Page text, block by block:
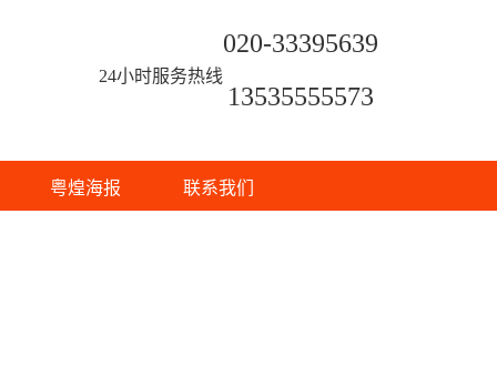
24小时服务热线
020-33395639
13535555573
粤煌海报 联系我们